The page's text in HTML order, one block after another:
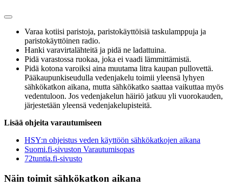
Varaa kotiisi paristoja, paristokäyttöisiä taskulamppuja ja
paristokäyttöinen radio.
Hanki varavirtalähteitä ja pidä ne ladattuina.
Pidä varastossa ruokaa, joka ei vaadi lämmittämistä.
Pidä kotona varoiksi aina muutama litra kaupan pullovettä.
Pääkaupunkiseudulla vedenjakelu toimii yleensä lyhyen
sähkökatkon aikana, mutta sähkökatko saattaa vaikuttaa myös
vedentuloon. Jos vedenjakelun häiriö jatkuu yli vuorokauden,
järjestetään yleensä vedenjakelupisteitä.
Lisää ohjeita varautumiseen
HSY:n ohjeistus veden käyttöön sähkökatkojen aikana
Suomi.fi-sivuston Varautumisopas
72tuntia.fi-sivusto
Näin toimit sähkökatkon aikana